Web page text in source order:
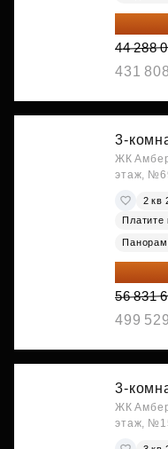
34 544
44 288
431
3-
ЖК Амбер
этаж,
2 кв
Платите
34 667
56 831
499
3-
ЖК Амбер
этаж,